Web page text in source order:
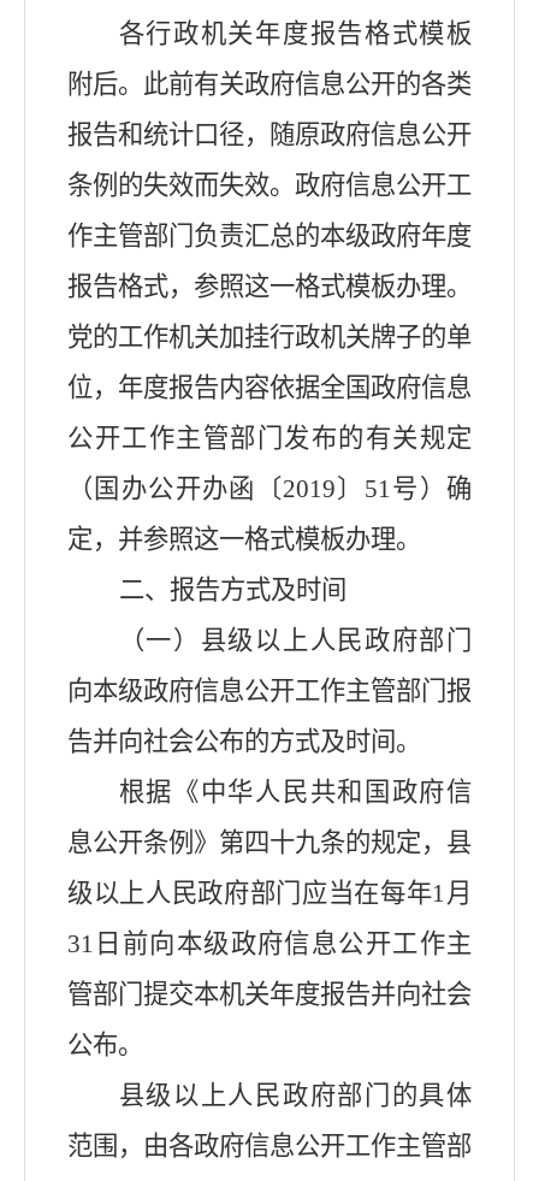
各行政机关年度报告格式模板
附后。此前有关政府信息公开的各类
报告和统计口径，随原政府信息公开
条例的失效而失效。政府信息公开工
作主管部门负责汇总的本级政府年度
报告格式，参照这一格式模板办理。
党的工作机关加挂行政机关牌子的单
位，年度报告内容依据全国政府信息
公开工作主管部门发布的有关规定
（国办公开办函〔2019〕51号）确
定，并参照这一格式模板办理。
二、报告方式及时间
（一）县级以上人民政府部门
向本级政府信息公开工作主管部门报
告并向社会公布的方式及时间。
根据《中华人民共和国政府信
息公开条例》第四十九条的规定，县
级以上人民政府部门应当在每年1月
31日前向本级政府信息公开工作主
管部门提交本机关年度报告并向社会
公布。
县级以上人民政府部门的具体
范围，由各政府信息公开工作主管部